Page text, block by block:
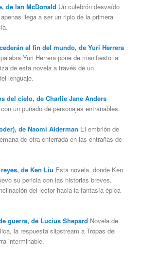
de Ian McDonald Un culebrón desvaído
llega a ser un ripio de la primera
al fin del mundo, de Yuri Herrera
Yuri Herrera pone de manifiesto la
de esta novela a través de un
lenguaje.
del cielo, de Charlie Jane Anders
un puñado de personajes entrañables.
de Naomi Alderman El embrión de
de otra enterrada en las entrañas de
de Ken Liu Esta novela, donde Ken
su pericia con las historias breves,
del lector hacia la fantasía épica
guerra, de Lucius Shepard Novela de
la respuesta slipstream a Tropas del
interminable.